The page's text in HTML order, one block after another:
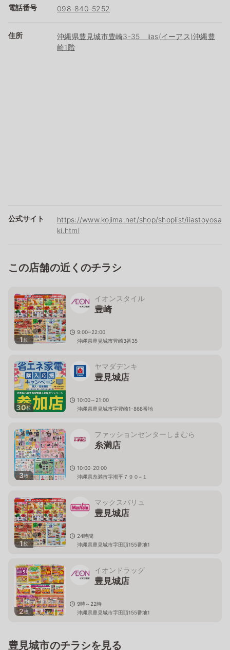
電話番号 098-840-5252
住所
沖縄県豊見城市豊崎3-35 iias(イーアス)沖縄豊
崎1階
公式サイト
https://www.kojima.net/shop/shoplist/iiastoyosa
ki.html
この店舗の近くのチラシ
1枚
イオンスタイル
豊崎
9:00~22:00
沖縄県豊見城市豊崎3番35
30枚
ヤマダデンキ
豊見城店
10:00～21:00
沖縄県豊見城市字豊崎1-868番地
3枚
ファッションセンターしまむら
糸満店
10:00-20:00
沖縄県糸満市字潮平７９０−１
1枚
マックスバリュ
豊見城店
24時間
沖縄県豊見城市字田頭155番地1
2枚
イオンドラッグ
豊見城店
9時～22時
沖縄県豊見城市字田頭155番地1
豊見城市のチラシを見る